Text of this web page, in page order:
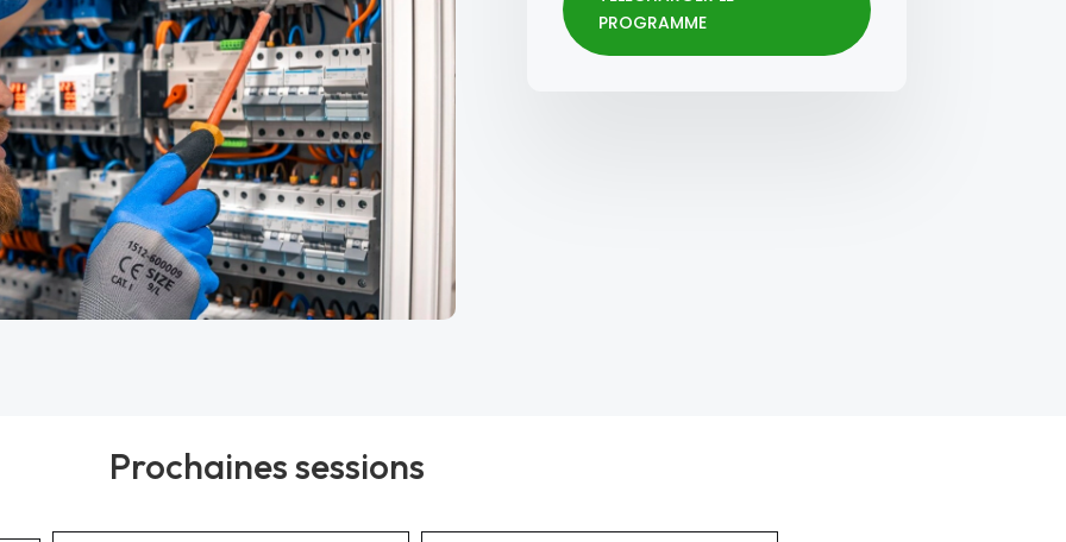
PROGRAMME
Prochaines sessions